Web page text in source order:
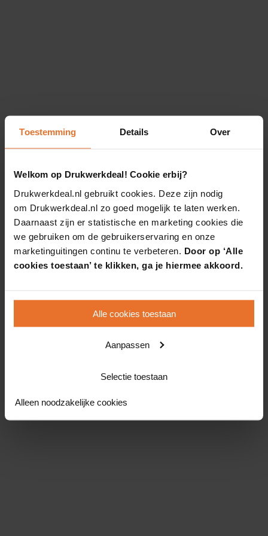
Toestemming Details Over
Welkom op Drukwerkdeal! Cookie erbij?
Drukwerkdeal.nl gebruikt cookies. Deze zijn nodig
om Drukwerkdeal.nl zo goed mogelijk te laten werken.
Daarnaast zijn er statistische en marketing cookies die
we gebruiken om de gebruikerservaring en onze
marketinguitingen continu te verbeteren. Door op ‘Alle
cookies toestaan’ te klikken, ga je hiermee akkoord.
Alle cookies toestaan
Aanpassen
Selectie toestaan
Alleen noodzakelijke cookies